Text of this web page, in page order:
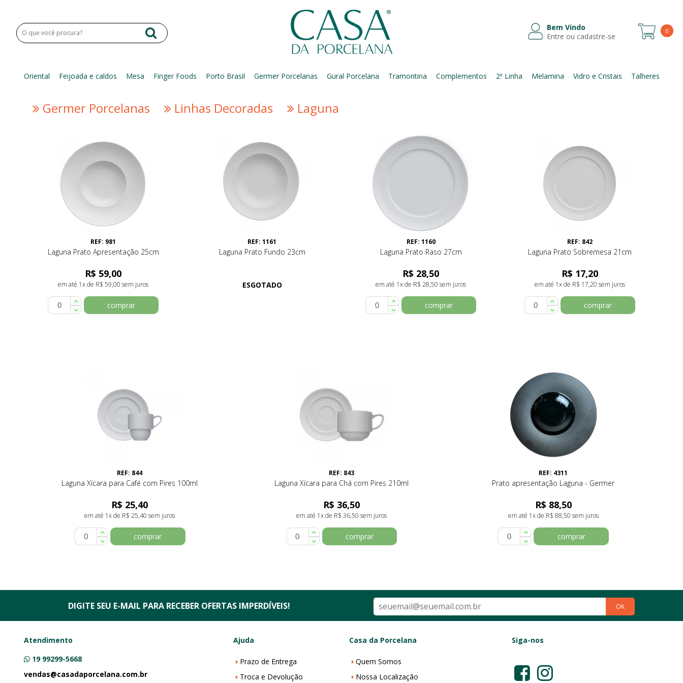
0
Bem Vindo
Entre ou cadastre-se
Oriental Feijoada e caldos Mesa Finger Foods Porto Brasil Germer Porcelanas Gural Porcelana Tramontina Complementos 2ª Linha Melamina Vidro e Cristais Talheres
Germer Porcelanas Linhas Decoradas Laguna
REF: 981
Laguna Prato Apresentação 25cm
R$ 59,00
em até 1x de R$ 59,00 sem juros
comprar
REF: 1161
Laguna Prato Fundo 23cm
ESGOTADO
REF: 1160
Laguna Prato Raso 27cm
R$ 28,50
em até 1x de R$ 28,50 sem juros
comprar
REF: 842
Laguna Prato Sobremesa 21cm
R$ 17,20
em até 1x de R$ 17,20 sem juros
comprar
REF: 844
Laguna Xícara para Café com Pires 100ml
R$ 25,40
em até 1x de R$ 25,40 sem juros
comprar
REF: 843
Laguna Xícara para Chá com Pires 210ml
R$ 36,50
em até 1x de R$ 36,50 sem juros
comprar
REF: 4311
Prato apresentação Laguna - Germer
R$ 88,50
em até 1x de R$ 88,50 sem juros
comprar
DIGITE SEU E-MAIL PARA RECEBER OFERTAS IMPERDÍVEIS! OK
Atendimento
19 99299-5668
vendas@casadaporcelana.com.br
Ajuda
Prazo de Entrega
Troca e Devolução
Casa da Porcelana
Quem Somos
Nossa Localização
Siga-nos